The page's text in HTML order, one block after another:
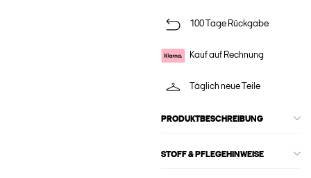
100 Tage Rückgabe
Kauf auf Rechnung
Täglich neue Teile
PRODUKTBESCHREIBUNG
STOFF & PFLEGEHINWEISE